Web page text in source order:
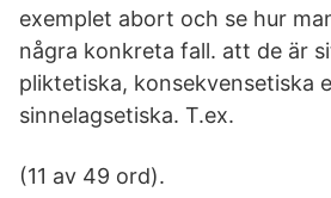
exemplet abort och se hur
några konkreta fall. att de är
pliktetiska, konsekvensetiska
sinnelagsetiska. T.ex.
(11 av 49 ord).